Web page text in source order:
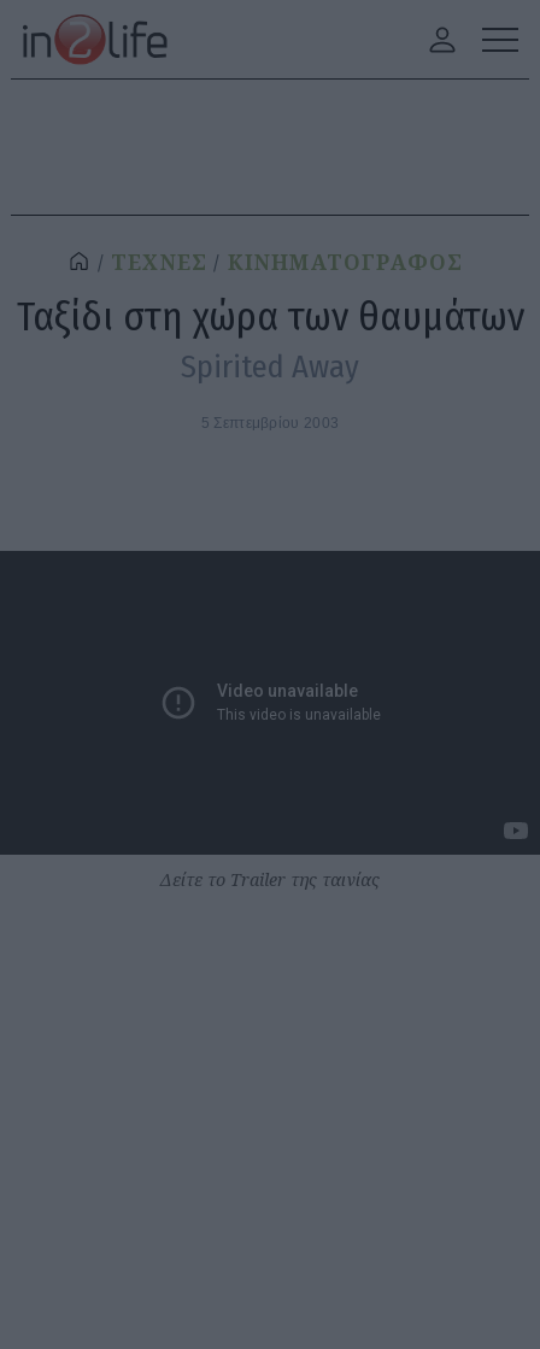
ΤΕΧΝΕΣ ΚΙΝΗΜΑΤΟΓΡΑΦΟΣ
Ταξίδι στη χώρα των θαυμάτων
Spirited Away
5 Σεπτεμβρίου 2003
Δείτε το Trailer της ταινίας